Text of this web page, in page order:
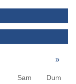
»
Sam Dum